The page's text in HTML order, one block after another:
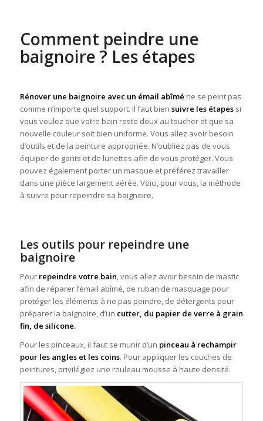
Comment peindre une
baignoire ? Les étapes
Rénover une baignoire avec un émail abîmé ne se peint pas
comme n’importe quel support. Il faut bien suivre les étapessi
vous voulez que votre bain reste doux au toucher et que sa
nouvelle couleur soit bien uniforme. Vous allez avoir besoin
d’outils et de la peinture appropriée. N’oubliez pas de vous
équiper de gants et de lunettes afin de vous protéger. Vous
pouvez également porter un masque et préférez travailler
dans une pièce largement aérée. Voici, pour vous, la méthode
à suivre pour repeindre sa baignoire.
Les outils pour repeindre une
baignoire
Pour repeindre votre bain, vous allez avoir besoin de mastic
afin de réparer l’émail abîmé, de ruban de masquage pour
protéger les éléments à ne pas peindre, de détergents pour
préparer la baignoire, d’un cutter, du papier de verre à grain
fin, de silicone.
Pour les pinceaux, il faut se munir d’un pinceau à rechampir
pour les angles et les coins. Pour appliquer les couches de
peintures, privilégiez une rouleau mousse à haute densité.